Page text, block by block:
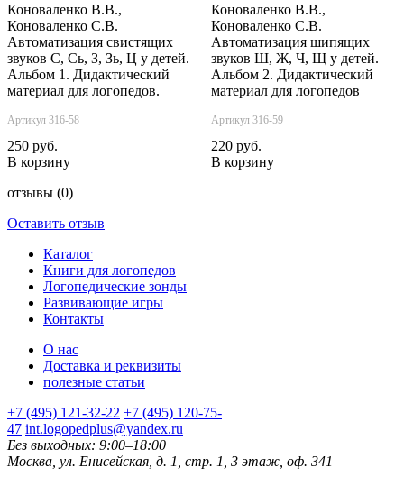
Коноваленко В.В.,
Коноваленко С.В.
Автоматизация свистящих
звуков С, Сь, З, Зь, Ц у детей.
Альбом 1. Дидактический
материал для логопедов.
Артикул 316-58
250 руб.
В корзину
Коноваленко В.В.,
Коноваленко С.В.
Автоматизация шипящих
звуков Ш, Ж, Ч, Щ у детей.
Альбом 2. Дидактический
материал для логопедов
Артикул 316-59
220 руб.
В корзину
отзывы (0)
Оставить отзыв
Каталог
Книги для логопедов
Логопедические зонды
Развивающие игры
Контакты
О нас
Доставка и реквизиты
полезные статьи
+7 (495) 121-32-22 +7 (495) 120-75-
47 int.logopedplus@yandex.ru
Без выходных: 9:00–18:00
Москва, ул. Енисейская, д. 1, стр. 1, 3 этаж, оф. 341